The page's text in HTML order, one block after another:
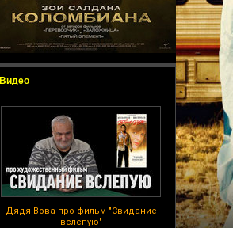
Видео
Дядя Вова про фильм "Свидание
вслепую"